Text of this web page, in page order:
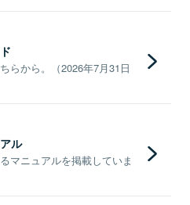
らから。（2026年7月31日
ル
マニュアルを掲載していま